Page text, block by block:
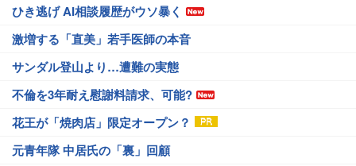
ひき逃げ AI相談履歴がウソ暴く
激増する「直美」若手医師の本音
サンダル登山より…遭難の実態
不倫を3年耐え慰謝料請求、可能?
花王が「焼肉店」限定オープン？
元青年隊 中居氏の「裏」回顧